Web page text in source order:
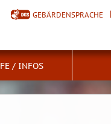
GEBÄRDENSPRACHE
/ INFOS